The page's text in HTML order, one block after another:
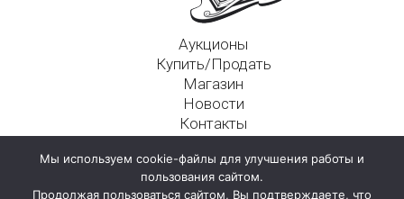
Аукционы
Купить/Продать
Магазин
Новости
Контакты
125009, г. Москва, Никитский пер., д. 4а, стр. 1
Мы используем cookie-файлы для улучшения работы и
пользования сайтом.
Продолжая пользоваться сайтом, Вы подтверждаете, что